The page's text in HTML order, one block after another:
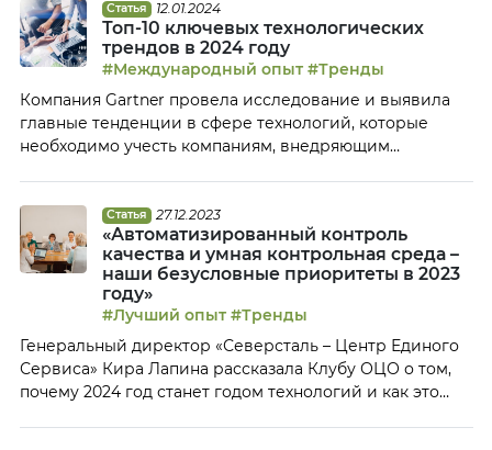
программы повышения эффективности, тщательно
отслеживают ключевые показатели и используют
различные формы взаимодействия с клиентами по
мере развития. Однако чтобы выйти на новый уровень
эффективности и обслуживания клиентов,
необходима […]
Статья 12.01.2024
Топ-10 ключевых технологических
трендов в 2024 году
#Международный опыт #Тренды
Компания Gartner провела исследование и выявила
главные тенденции в сфере технологий, которые
необходимо учесть компаниям, внедряющим
которые будут актуальны в 2024 году. 1. Управление
доверием, рисками и безопасностью на основе
искусственного интеллекта (AI TRiSM). AI TRiSM
предоставляет инструменты для моделирования,
проактивной защиты данных, безопасности,
мониторинга […]
Статья 27.12.2023
«Автоматизированный контроль
качества и умная контрольная среда –
наши безусловные приоритеты в 2023
году»
#Лучший опыт #Тренды
Генеральный директор «Северсталь – Центр Единого
Сервиса» Кира Лапина рассказала Клубу ОЦО о том,
почему 2024 год станет годом технологий и как это